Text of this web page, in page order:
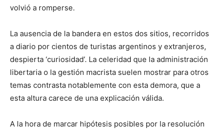
volvió a romperse.
La ausencia de la bandera en estos dos sitios, recorridos
a diario por cientos de turistas argentinos y extranjeros,
despierta ‘curiosidad’. La celeridad que la administración
libertaria o la gestión macrista suelen mostrar para otros
temas contrasta notablemente con esta demora, que a
esta altura carece de una explicación válida.
A la hora de marcar hipótesis posibles por la resolución